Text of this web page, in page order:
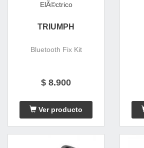
ElÃ©ctrico
TRIUMPH
Bluetooth Fix Kit
$ 8.900
Ver producto